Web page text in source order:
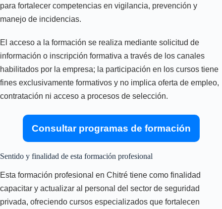
para fortalecer competencias en vigilancia, prevención y
manejo de incidencias.
El acceso a la formación se realiza mediante solicitud de
información o inscripción formativa a través de los canales
habilitados por la empresa; la participación en los cursos tiene
fines exclusivamente formativos y no implica oferta de empleo,
contratación ni acceso a procesos de selección.
Consultar programas de formación
Sentido y finalidad de esta formación profesional
Esta formación profesional en Chitré tiene como finalidad
capacitar y actualizar al personal del sector de seguridad
privada, ofreciendo cursos especializados que fortalecen